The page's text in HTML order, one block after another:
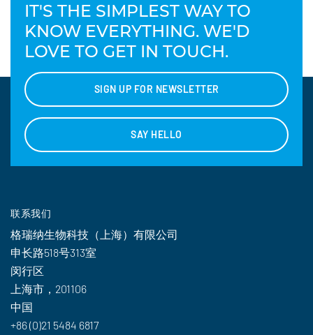
IT'S THE SIMPLEST WAY TO
KNOW EVERYTHING. WE'D
LOVE TO GET IN TOUCH.
SIGN UP FOR NEWSLETTER
SAY HELLO
联系我们
格瑞纳生物科技（上海）有限公司
申长路518号313室
闵行区
上海市，201106
中国
+86 (0)21 5484 6817